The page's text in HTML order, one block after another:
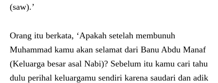
(saw).’
Orang itu berkata, ‘Apakah setelah membunuh
Muhammad kamu akan selamat dari Banu Abdu Manaf
(Keluarga besar asal Nabi)? Sebelum itu kamu cari tahu
dulu perihal keluargamu sendiri karena saudari dan adik